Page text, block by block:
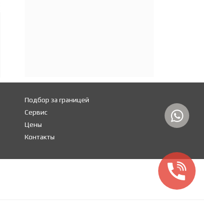
Подбор за границей
Сервис
Цены
Контакты